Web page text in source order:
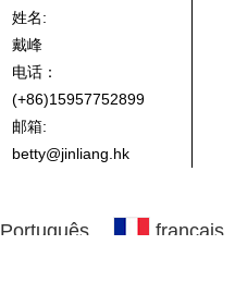
姓名:
戴峰
电话：
(+86)15957752899
邮箱:
betty@jinliang.hk
Português français